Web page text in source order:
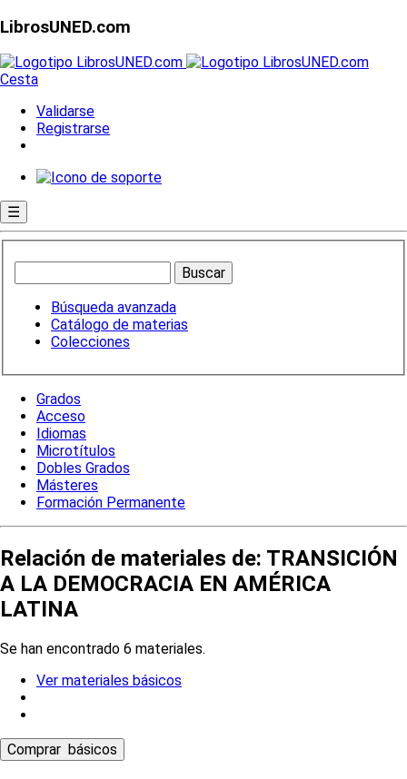
LibrosUNED.com
Cesta
Validarse
Registrarse
☰
Búsqueda avanzada
Catálogo de materias
Colecciones
Grados
Acceso
Idiomas
Microtítulos
Dobles Grados
Másteres
Formación Permanente
Relación de materiales de: TRANSICIÓN
A LA DEMOCRACIA EN AMÉRICA
LATINA
Se han encontrado 6 materiales.
Ver materiales básicos